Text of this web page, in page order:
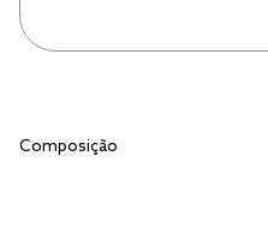
Composição